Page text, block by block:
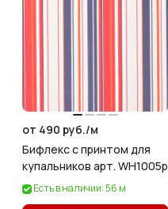
от 490 руб./м
Бифлекс с принтом для
купальников арт. WH1005p
Есть в наличии: 56 м